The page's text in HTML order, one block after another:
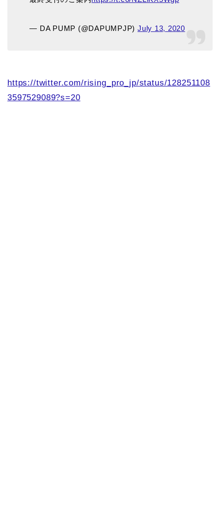
— DA PUMP (@DAPUMPJP) July 13, 2020
https://twitter.com/rising_pro_jp/status/128251108
3597529089?s=20